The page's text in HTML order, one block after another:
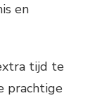
en
tijd te
prachtige